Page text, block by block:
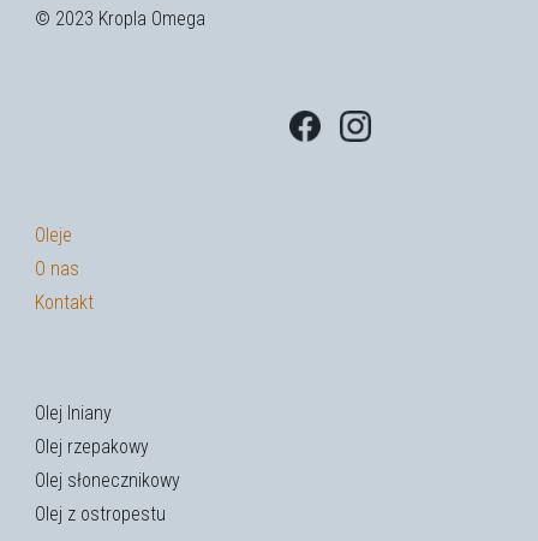
© 2023 Kropla Omega
Oleje
O nas
Kontakt
Olej lniany
Olej rzepakowy
Olej słonecznikowy
Olej z ostropestu